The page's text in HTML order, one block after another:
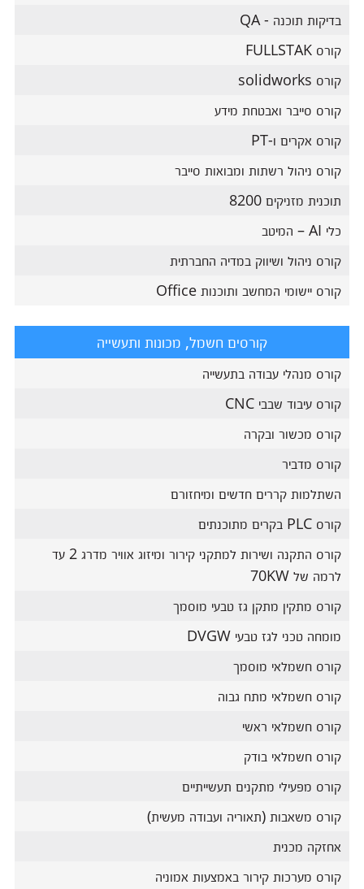
בדיקות תוכנה - QA
קורס FULLSTAK
קורס solidworks
קורס סייבר ואבטחת מידע
קורס אקרים ו-PT
קורס ניהול רשתות ומבואות סייבר
תוכנית מזניקים 8200
כלי AI – המיטב
קורס ניהול ושיווק במדיה החברתית
קורס יישומי המחשב ותוכנות Office
קורסים חשמל, מכונות ותעשייה
קורס מנהלי עבודה בתעשייה
קורס עיבוד שבבי CNC
קורס מכשור ובקרה
קורס מדביר
השתלמות קררים חדשים ומיחזורם
קורס PLC בקרים מתוכנתים
קורס התקנה ושירות למתקני קירור ומיזוג אוויר מדרג 2 עד
לרמה של 70KW
קורס מתקין מתקן גז טבעי מוסמך
מומחה טכני לגז טבעי DVGW
קורס חשמלאי מוסמך
קורס חשמלאי מתח גבוה
קורס חשמלאי ראשי
קורס חשמלאי בודק
קורס מפעילי מתקנים תעשייתיים
קורס משאבות (תאוריה ועבודה מעשית)
אחזקה מכנית
קורס מערכות קירור באמצעות אמוניה